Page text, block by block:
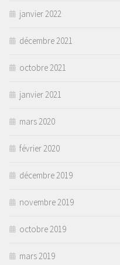
janvier 2022
décembre 2021
octobre 2021
janvier 2021
mars 2020
février 2020
décembre 2019
novembre 2019
octobre 2019
mars 2019